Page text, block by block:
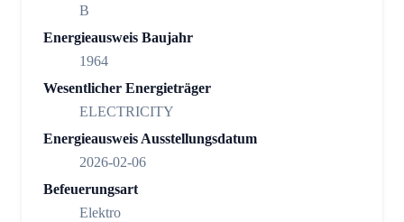
B
Energieausweis Baujahr
1964
Wesentlicher Energieträger
ELECTRICITY
Energieausweis Ausstellungsdatum
2026-02-06
Befeuerungsart
Elektro